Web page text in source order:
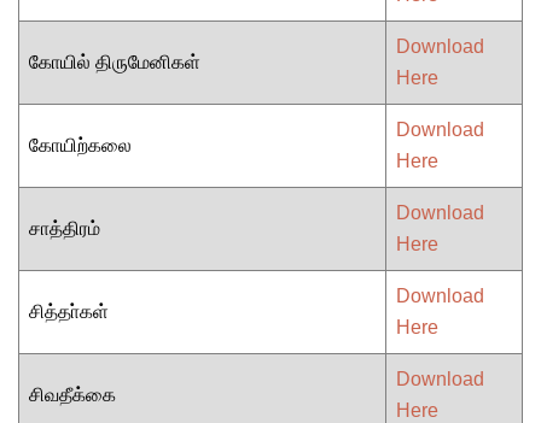
கோயில் திருமேனிகள்
Download
Here
கோயிற்கலை
Download
Here
சாத்திரம்
Download
Here
சித்தா்கள்
Download
Here
சிவதீக்கை
Download
Here